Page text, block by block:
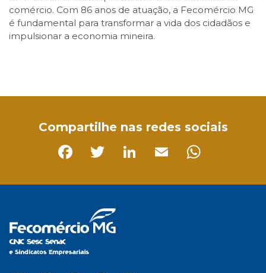
comércio. Com 86 anos de atuação, a Fecomércio MG
é fundamental para transformar a vida dos cidadãos e
impulsionar a economia mineira.
Compartilhe nas redes sociais